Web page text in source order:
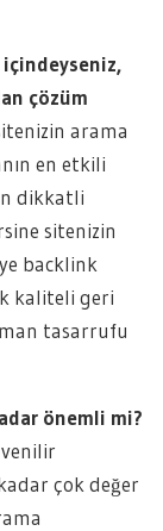
içindeyseniz,
çözüm
arama
en etkili
dikkatli
sitenizin
backlink
kaliteli geri
tasarrufu
önemli mi?
çok değer